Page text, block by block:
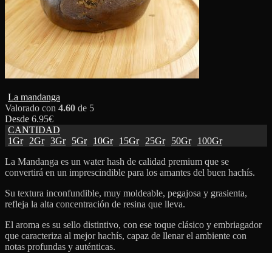
La mandanga
Valorado con 4.60 de 5
Desde 6.95€
CANTIDAD
1Gr
2Gr 3Gr 5Gr 10Gr 15Gr 25Gr 50Gr
100Gr
La Mandanga es un water hash de calidad premium que se
convertirá en un imprescindible para los amantes del buen hachís.
Su textura inconfundible, muy moldeable, pegajosa y grasienta,
refleja la alta concentración de resina que lleva.
El aroma es su sello distintivo, con ese toque clásico y embriagador
que caracteriza al mejor hachís, capaz de llenar el ambiente con
notas profundas y auténticas.